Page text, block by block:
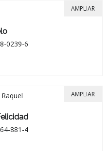
0239-6
AMPLIAR
881-4
AMPLIAR